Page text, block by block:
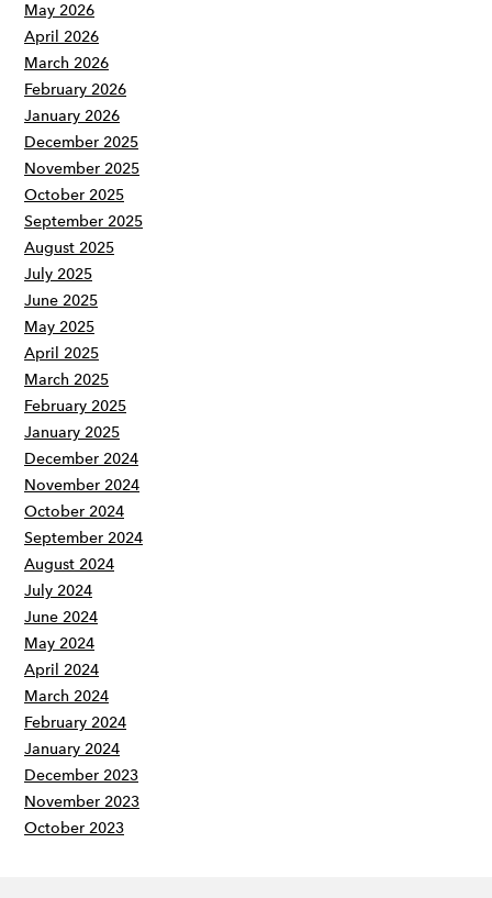
May 2026
April 2026
March 2026
February 2026
January 2026
December 2025
November 2025
October 2025
September 2025
August 2025
July 2025
June 2025
May 2025
April 2025
March 2025
February 2025
January 2025
December 2024
November 2024
October 2024
September 2024
August 2024
July 2024
June 2024
May 2024
April 2024
March 2024
February 2024
January 2024
December 2023
November 2023
October 2023